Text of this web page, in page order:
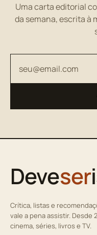
Uma carta editorial
da semana, escrita à
Deveser
Crítica, listas e
vale a pena assistir. Desde
cinema, séries, livros e TV.